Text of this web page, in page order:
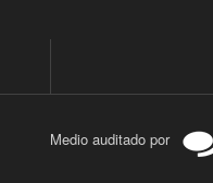
Medio auditado por